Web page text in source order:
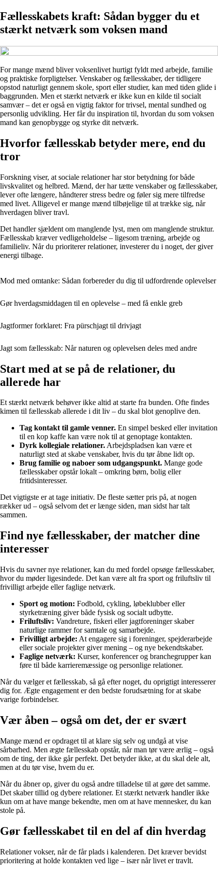
Fællesskabets kraft: Sådan bygger du et
stærkt netværk som voksen mand
For mange mænd bliver voksenlivet hurtigt fyldt med arbejde, familie
og praktiske forpligtelser. Venskaber og fællesskaber, der tidligere
opstod naturligt gennem skole, sport eller studier, kan med tiden glide i
baggrunden. Men et stærkt netværk er ikke kun en kilde til socialt
samvær – det er også en vigtig faktor for trivsel, mental sundhed og
personlig udvikling. Her får du inspiration til, hvordan du som voksen
mand kan genopbygge og styrke dit netværk.
Hvorfor fællesskab betyder mere, end du
tror
Forskning viser, at sociale relationer har stor betydning for både
livskvalitet og helbred. Mænd, der har tætte venskaber og fællesskaber,
lever ofte længere, håndterer stress bedre og føler sig mere tilfredse
med livet. Alligevel er mange mænd tilbøjelige til at trække sig, når
hverdagen bliver travl.
Det handler sjældent om manglende lyst, men om manglende struktur.
Fællesskab kræver vedligeholdelse – ligesom træning, arbejde og
familieliv. Når du prioriterer relationer, investerer du i noget, der giver
energi tilbage.
Mod med omtanke: Sådan forbereder du dig til udfordrende oplevelser
Gør hverdagsmiddagen til en oplevelse – med få enkle greb
Jagtformer forklaret: Fra pürschjagt til drivjagt
Jagt som fællesskab: Når naturen og oplevelsen deles med andre
Start med at se på de relationer, du
allerede har
Et stærkt netværk behøver ikke altid at starte fra bunden. Ofte findes
kimen til fællesskab allerede i dit liv – du skal blot genoplive den.
Tag kontakt til gamle venner. En simpel besked eller invitation
til en kop kaffe kan være nok til at genoptage kontakten.
Dyrk kollegiale relationer.Arbejdspladsen kan være et
naturligt sted at skabe venskaber, hvis du tør åbne lidt op.
Brug familie og naboer som udgangspunkt. Mange gode
fællesskaber opstår lokalt – omkring børn, bolig eller
fritidsinteresser.
Det vigtigste er at tage initiativ. De fleste sætter pris på, at nogen
rækker ud – også selvom det er længe siden, man sidst har talt
sammen.
Find nye fællesskaber, der matcher dine
interesser
Hvis du savner nye relationer, kan du med fordel opsøge fællesskaber,
hvor du møder ligesindede. Det kan være alt fra sport og friluftsliv til
frivilligt arbejde eller faglige netværk.
Sport og motion: Fodbold, cykling, løbeklubber eller
styrketræning giver både fysisk og socialt udbytte.
Friluftsliv: Vandreture, fiskeri eller jagtforeninger skaber
naturlige rammer for samtale og samarbejde.
Frivilligt arbejde: At engagere sig i foreninger, spejderarbejde
eller sociale projekter giver mening – og nye bekendtskaber.
Faglige netværk: Kurser, konferencer og branchegrupper kan
føre til både karrieremæssige og personlige relationer.
Når du vælger et fællesskab, så gå efter noget, du oprigtigt interesserer
dig for. Ægte engagement er den bedste forudsætning for at skabe
varige forbindelser.
Vær åben – også om det, der er svært
Mange mænd er opdraget til at klare sig selv og undgå at vise
sårbarhed. Men ægte fællesskab opstår, når man tør være ærlig – også
om de ting, der ikke går perfekt. Det betyder ikke, at du skal dele alt,
men at du tør vise, hvem du er.
Når du åbner op, giver du også andre tilladelse til at gøre det samme.
Det skaber tillid og dybere relationer. Et stærkt netværk handler ikke
kun om at have mange bekendte, men om at have mennesker, du kan
stole på.
Gør fællesskabet til en del af din hverdag
Relationer vokser, når de får plads i kalenderen. Det kræver bevidst
prioritering at holde kontakten ved lige – især når livet er travlt.